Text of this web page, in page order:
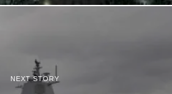
NEXT STORY